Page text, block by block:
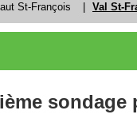
St-François Val St-